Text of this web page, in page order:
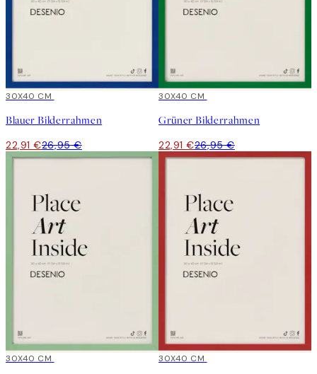
15%*
30X40 CM
Blauer Bilderrahmen
22,91 €26,95 €
15%*
30X40 CM
Grüner Bilderrahmen
22,91 €26,95 €
15%*
30X40 CM 15%*
30X40 CM